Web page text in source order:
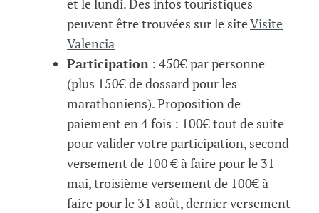
et le lundi. Des infos touristiques
peuvent être trouvées sur le siteVisite
Valencia
Participation : 450€ par personne
(plus 150€ de dossard pour les
marathoniens). Proposition de
paiement en 4 fois : 100€ tout de suite
pour valider votre participation, second
versement de 100 € à faire pour le 31
mai, troisième versement de 100€ à
faire pour le 31 août, dernier versement